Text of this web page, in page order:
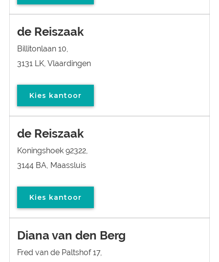
de Reiszaak
Billitonlaan 10,
3131 LK, Vlaardingen
Kies kantoor
de Reiszaak
Koningshoek 92322,
3144 BA, Maassluis
Kies kantoor
Diana van den Berg
Fred van de Paltshof 17,